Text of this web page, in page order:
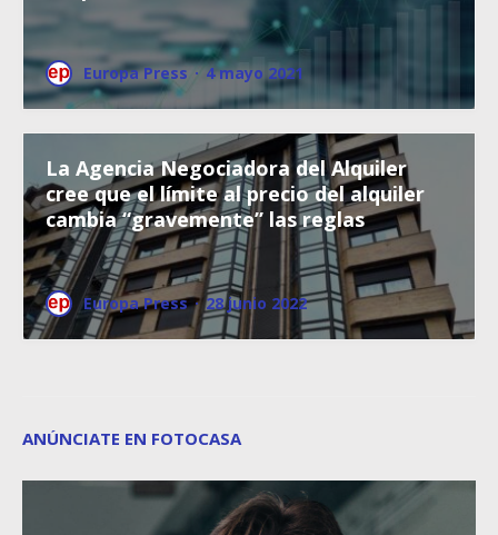
Europa Press · 4 mayo 2021
La Agencia Negociadora del Alquiler
cree que el límite al precio del alquiler
cambia “gravemente” las reglas
Europa Press · 28 junio 2022
ANÚNCIATE EN FOTOCASA